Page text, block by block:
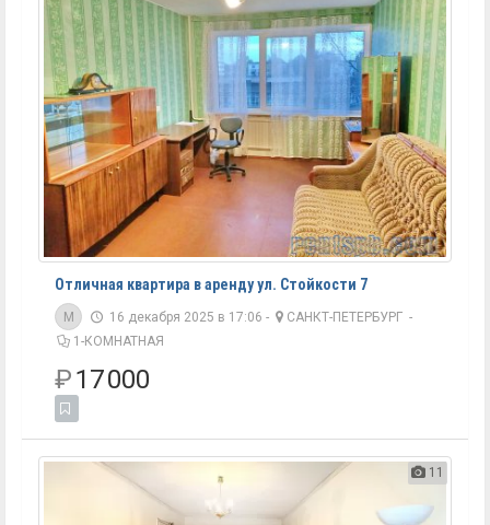
Отличная квартира в аренду ул. Стойкости 7
M 16 декабря 2025 в 17:06 - САНКТ-ПЕТЕРБУРГ -
1-КОМНАТНАЯ
₽17 000
11